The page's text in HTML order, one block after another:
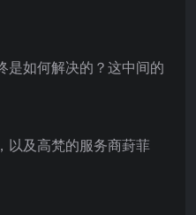
是如何解决的？这中间的
以及高梵的服务商葑菲